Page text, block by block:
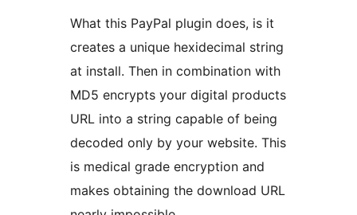
What this PayPal plugin does, is it
creates a unique hexidecimal string
at install. Then in combination with
MD5 encrypts your digital products
URL into a string capable of being
decoded only by your website. This
is medical grade encryption and
makes obtaining the download URL